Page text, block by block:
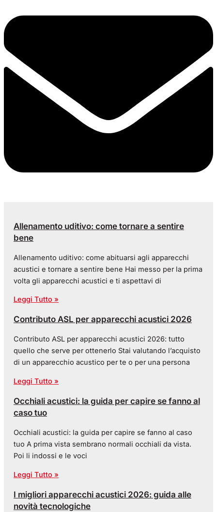
Allenamento uditivo: come tornare a sentire
bene
Allenamento uditivo: come abituarsi agli apparecchi
acustici e tornare a sentire bene Hai messo per la prima
volta gli apparecchi acustici e ti aspettavi di
Leggi Tutto »
Contributo ASL per apparecchi acustici 2026
Contributo ASL per apparecchi acustici 2026: tutto
quello che serve per ottenerlo Stai valutando l’acquisto
di un apparecchio acustico per te o per una persona
Leggi Tutto »
Occhiali acustici: la guida per capire se fanno al
caso tuo
Occhiali acustici: la guida per capire se fanno al caso
tuo A prima vista sembrano normali occhiali da vista.
Poi li indossi e le voci
Leggi Tutto »
I migliori apparecchi acustici 2026: guida alle
novità tecnologiche